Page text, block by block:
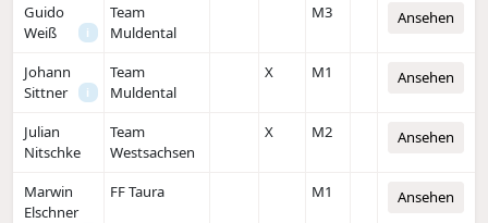
Guido
Weiß
i
Team
Muldental
M3 Ansehen
Johann
Sittner
i
Team
Muldental
X M1 Ansehen
Julian
Nitschke
Team
Westsachsen
X M2 Ansehen
Marwin
Elschner
FF Taura M1 Ansehen